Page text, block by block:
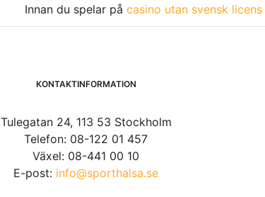
Innan du spelar på casino utan svensk licens
KONTAKTINFORMATION
Tulegatan 24, 113 53 Stockholm
Telefon: 08-122 01 457
Växel: 08-441 00 10
E-post: info@sporthalsa.se